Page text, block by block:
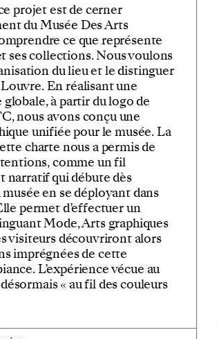
projet est de cerner
du Musée Des Arts
ce que représente
ses collections. Nous voulons
du lieu et le distinguer
En réalisant une
globale, à partir du logo de
nous avons conçu une
unifiée pour le musée. La
charte nous a permis de
comme un fil
narratif qui débute dès
en se déployant dans
permet d’effectuer un
Mode, Arts graphiques
visiteurs découvriront alors
imprégnées de cette
L’expérience vécue au
« au fil des couleurs